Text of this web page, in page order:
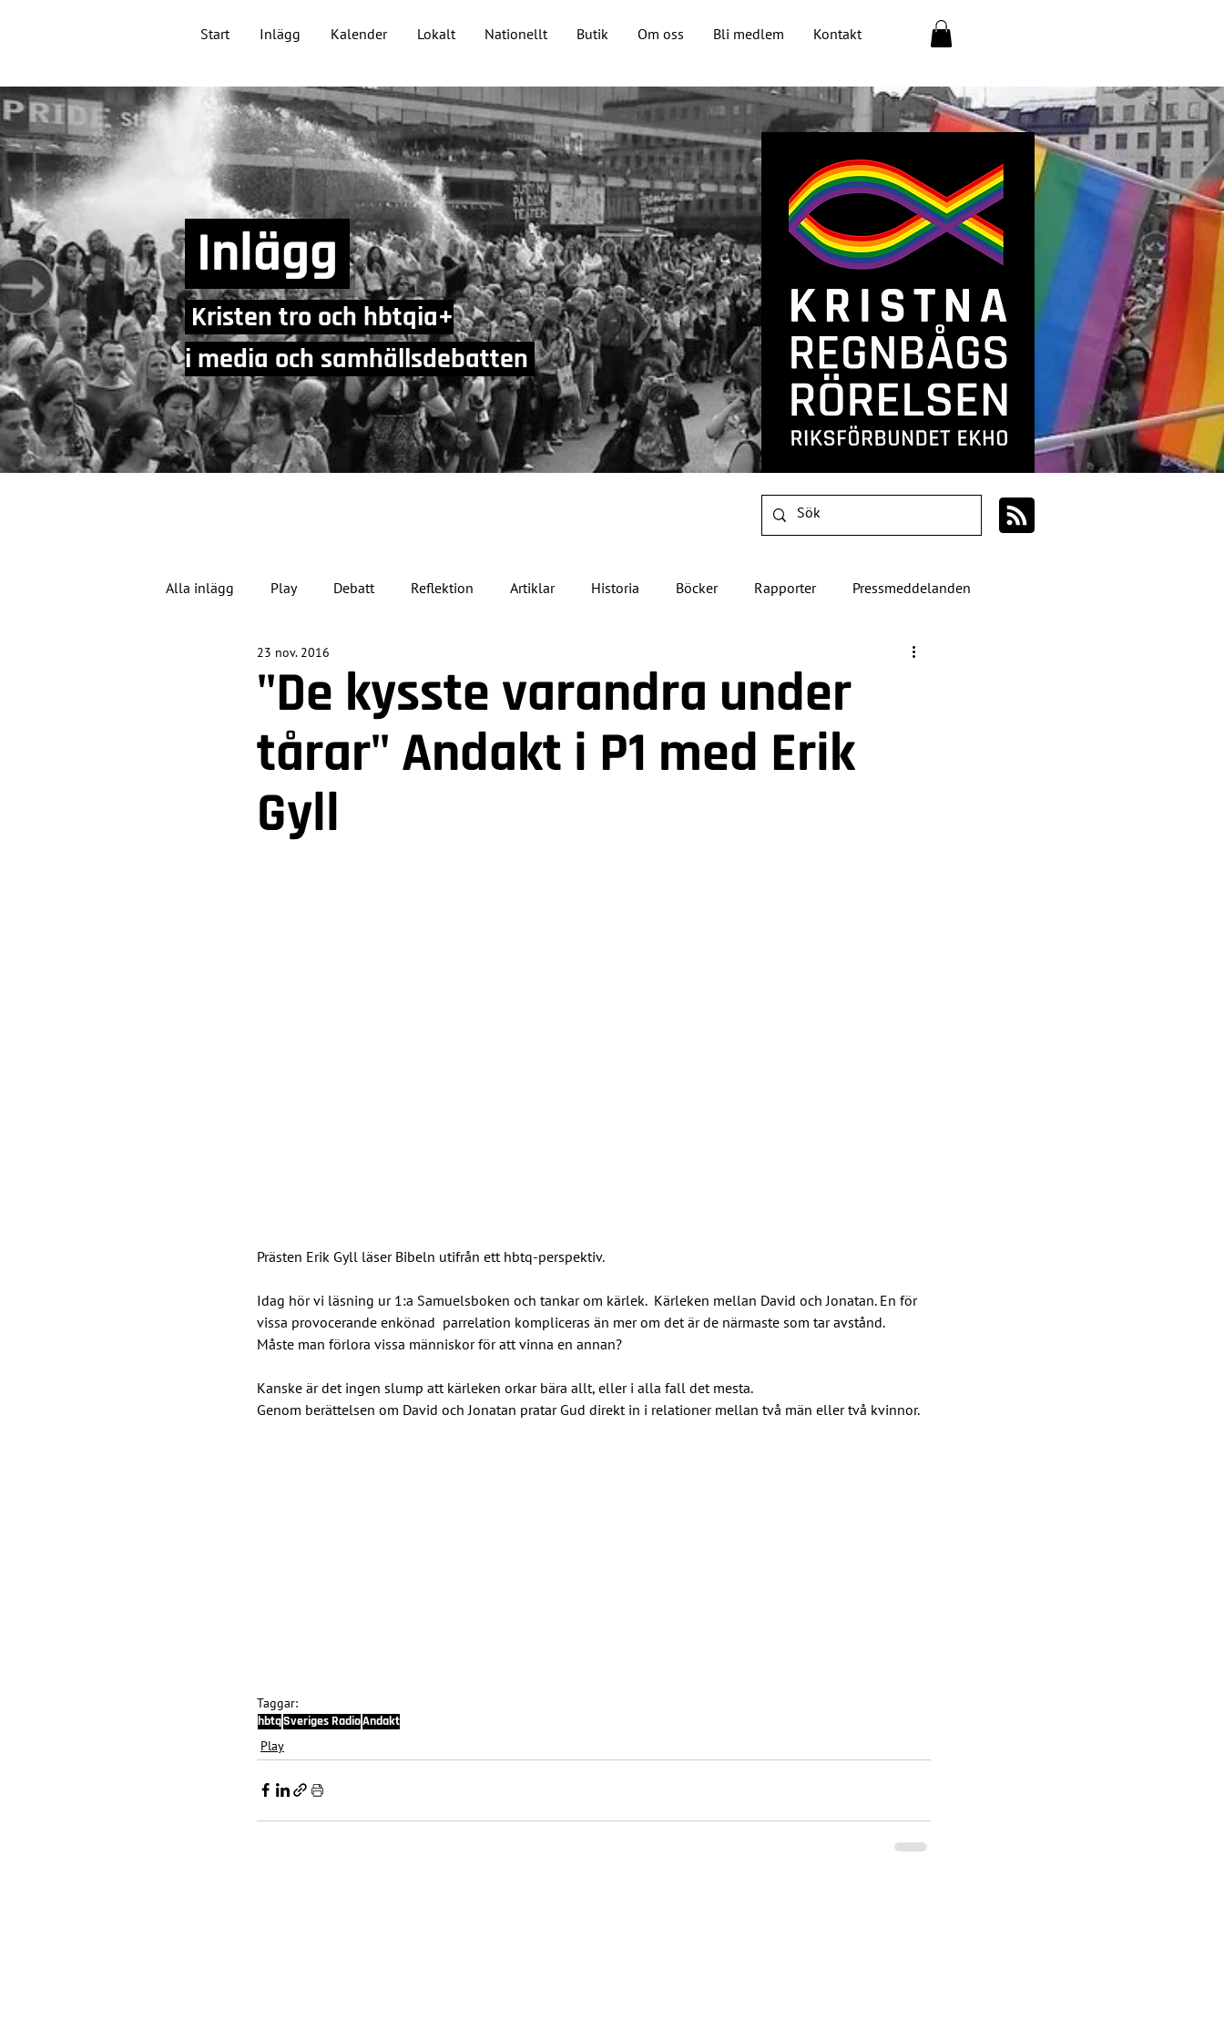
Start Inlägg Kalender Lokalt Nationellt Butik Om oss Bli medlem Kontakt
Inlägg
Kristen tro och hbtqia+
i media och samhällsdebatten
Alla inlägg Play Debatt Reflektion Artiklar Historia Böcker Rapporter Pressmeddelanden
Jubileumsåret"De kysste varandra under
tårar" Andakt i P1 med Erik
Gyll
23 nov. 2016
Prästen Erik Gyll läser Bibeln utifrån ett hbtq-perspektiv.
Idag hör vi läsning ur 1:a Samuelsboken och tankar om kärlek.  Kärleken mellan David och Jonatan. En för
vissa provocerande enkönad  parrelation kompliceras än mer om det är de närmaste som tar avstånd.
Måste man förlora vissa människor för att vinna en annan?
Kanske är det ingen slump att kärleken orkar bära allt, eller i alla fall det mesta.
Genom berättelsen om David och Jonatan pratar Gud direkt in i relationer mellan två män eller två kvinnor.
Taggar:
hbtqSveriges RadioAndakt
Play